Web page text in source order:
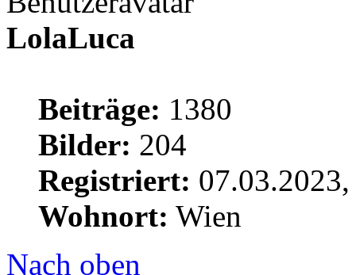
LolaLuca
Beiträge: 1380
Bilder: 204
Registriert:
Wohnort: Wien
Nach oben